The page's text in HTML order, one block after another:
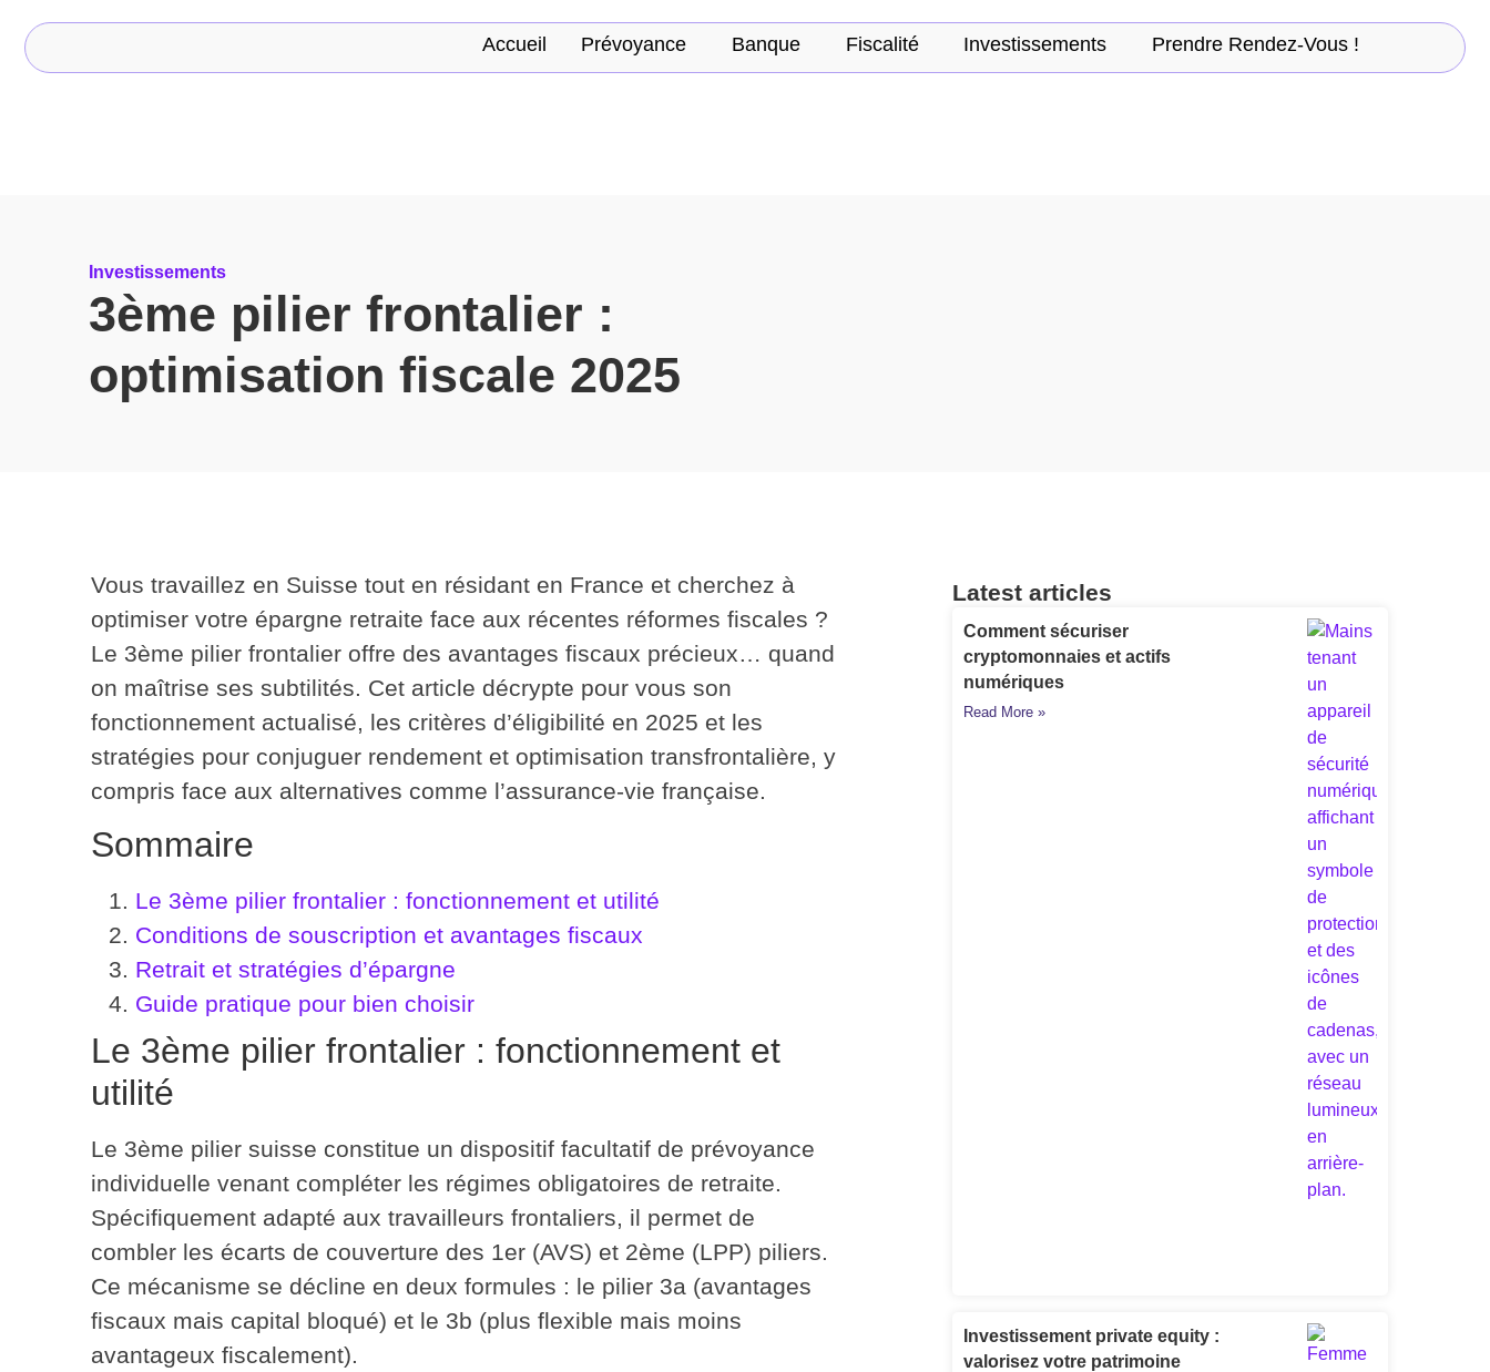
Accueil Prévoyance Banque Fiscalité Investissements Prendre Rendez-Vous !
Investissements
3ème pilier frontalier :
optimisation fiscale 2025
Vous travaillez en Suisse tout en résidant en France et cherchez à
optimiser votre épargne retraite face aux récentes réformes fiscales ?
Le 3ème pilier frontalier offre des avantages fiscaux précieux… quand
on maîtrise ses subtilités. Cet article décrypte pour vous son
fonctionnement actualisé, les critères d’éligibilité en 2025 et les
stratégies pour conjuguer rendement et optimisation transfrontalière, y
compris face aux alternatives comme l’assurance-vie française.
Sommaire
Le 3ème pilier frontalier : fonctionnement et utilité
Conditions de souscription et avantages fiscaux
Retrait et stratégies d’épargne
Guide pratique pour bien choisir
Le 3ème pilier frontalier : fonctionnement et
utilité
Le 3ème pilier suisse constitue un dispositif facultatif de prévoyance
individuelle venant compléter les régimes obligatoires de retraite.
Spécifiquement adapté aux travailleurs frontaliers, il permet de
combler les écarts de couverture des 1er (AVS) et 2ème (LPP) piliers.
Ce mécanisme se décline en deux formules : le pilier 3a (avantages
fiscaux mais capital bloqué) et le 3b (plus flexible mais moins
avantageux fiscalement).
Latest articles
Comment sécuriser
cryptomonnaies et actifs
numériques
Read More »
Investissement private equity :
valorisez votre patrimoine